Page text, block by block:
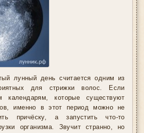
лунный день считается одним из
для стрижки волос. Если
календарям, которые существуют
именно в этот период можно не
причёску, а запустить что-то
организма. Звучит странно, но